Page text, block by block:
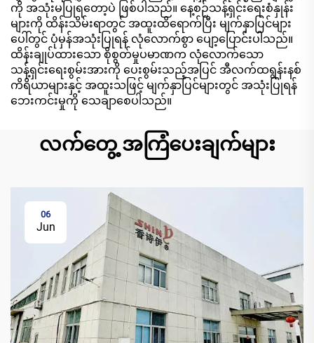
ကို အသုံးမပြုရတော့ပဲ ဖြစ်ပါသည်။ နေ့စဉ်သန့်ရှင်းရေးစံနှုန်း
များကို ထိန်းသိမ်းရာတွင် အထူးထိရောက်ပြီး မျက်နှာပြင်များ
ပေါ်တွင် ပုံမှန်အသုံးပြုရန် လုံလောက်စွာ ပျော့ပြောင်းပါသည်။
ထိန်းချုပ်ထားသော စိုစွတ်မှုပမာဏက လုံလောက်သော
သန့်ရှင်းရေးစွမ်းအားကို ပေးစွမ်းသည့်အပြင် အီလက်ထရွန်းနစ်
ကိရိယာများနှင့် အထူးသဖြင့် မျက်နှာပြင်များတွင် အသုံးပြုရန်
ဘေးကင်းမှုကို သေချာစေပါသည်။
လက်တွေ့ အကြံပေးချက်များ
06
Jun